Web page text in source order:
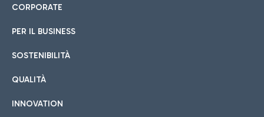
CORPORATE
PER IL BUSINESS
SOSTENIBILITÀ
QUALITÀ
INNOVATION